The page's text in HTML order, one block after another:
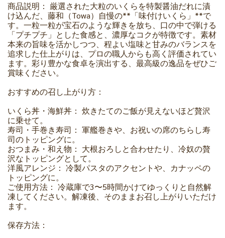
商品説明： 厳選された大粒のいくらを特製醤油だれに漬
け込んだ、藤和（Towa）自慢の**「味付けいくら」**で
す。一粒一粒が宝石のような輝きを放ち、口の中で弾ける
「プチプチ」とした食感と、濃厚なコクが特徴です。素材
本来の旨味を活かしつつ、程よい塩味と甘みのバランスを
追求した仕上がりは、プロの職人からも高く評価されてい
ます。彩り豊かな食卓を演出する、最高級の逸品をぜひご
賞味ください。
おすすめの召し上がり方：
いくら丼・海鮮丼： 炊きたてのご飯が見えないほど贅沢
に乗せて。
寿司・手巻き寿司： 軍艦巻きや、お祝いの席のちらし寿
司のトッピングに。
おつまみ・和え物： 大根おろしと合わせたり、冷奴の贅
沢なトッピングとして。
洋風アレンジ： 冷製パスタのアクセントや、カナッペの
トッピングに。
ご使用方法： 冷蔵庫で3〜5時間かけてゆっくりと自然解
凍してください。解凍後、そのままお召し上がりいただけ
ます。
保存方法：